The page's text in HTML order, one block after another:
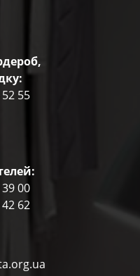
55
00
62